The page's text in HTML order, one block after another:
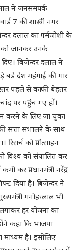
ने जनसमपर्क
7 की शास्त्री नगर
दलाल का गर्मजोशी के
को जानकर उनके
बिजेन्दर दलाल ने
बड़े देश महंगाई की मार
पहले से काफी बेहतर
पर पहुंच गए हों।
करने के लिए जा चुका
की सत्ता संभालने के साथ
को प्रोत्साहन
विश्व को संचालित कर
कर प्रधानमंत्री नरेंद्र
दिया है। बिजेन्दर ने
मनोहरलाल भी
हर योजना का
कहा कि भाजपा
है। इसीलिए